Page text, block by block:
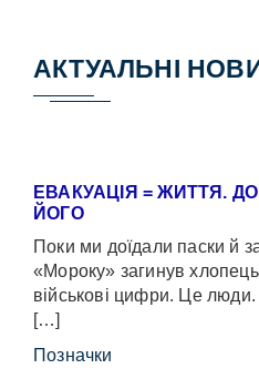
АКТУАЛЬНІ
ЕВАКУАЦІЯ = ЖИТТЯ.
ЙОГО
Поки ми доїдали паски й
«Мороку» загинув
військові цифри. Це
[…]
Позначки